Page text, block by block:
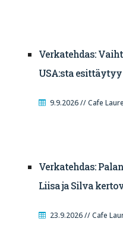
Verkatehdas:
USA:sta esittäytyy
9.9.2026 // Cafe
Verkatehdas:
Liisa ja Silva
23.9.2026 // Cafe